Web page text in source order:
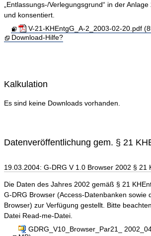
„Entlassungs-/Verlegungsgrund“ in der
und konsentiert.
V-21-KHEntgG_A-2_2003-02-20.pdf
Download-Hilfe?
Kalkulation
Es sind keine Downloads vorhanden.
Datenveröffentlichung gem. § 21
19.03.2004: G-DRG V 1.0 Browser 2002 § 21
Die Daten des Jahres 2002 gemäß § 21
G-DRG Browser (Access-Datenbanken sowie
Browser) zur Verfügung gestellt. Bitte
Datei Read-me-Datei.
GDRG_V10_Browser_Par21_